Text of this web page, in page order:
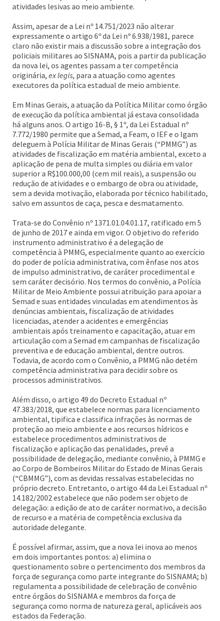
atividades lesivas ao meio ambiente.
Assim, apesar de a Lei nº 14.751/2023 não alterar
expressamente o artigo 6º da Lei nº 6.938/1981, parece
claro não existir mais a discussão sobre a integração dos
policiais militares ao SISNAMA, pois a partir da publicação
da nova lei, os agentes passam a ter competência
originária, ex legis, para a atuação como agentes
executores da política estadual de meio ambiente.
Em Minas Gerais, a atuação da Política Militar como órgão
de execução da política ambiental já estava consolidada
há alguns anos. O artigo 16-B, § 1º, da Lei Estadual nº
7.772/1980 permite que a Semad, a Feam, o IEF e o Igam
deleguem à Polícia Militar de Minas Gerais (“PMMG”) as
atividades de fiscalização em matéria ambiental, exceto a
aplicação de pena de multa simples ou diária em valor
superior a R$100.000,00 (cem mil reais), a suspensão ou
redução de atividades e o embargo de obra ou atividade,
sem a devida motivação, elaborada por técnico habilitado,
salvo em assuntos de caça, pesca e desmatamento.
Trata-se do Convênio nº 1371.01.04.01.17, ratificado em 5
de junho de 2017 e ainda em vigor. O objetivo do referido
instrumento administrativo é a delegação de
competência à PMMG, especialmente quanto ao exercício
do poder de polícia administrativa, com ênfase nos atos
de impulso administrativo, de caráter procedimental e
sem caráter decisório. Nos termos do convênio, a Polícia
Militar de Meio Ambiente possui atribuição para apoiar a
Semad e suas entidades vinculadas em atendimentos às
denúncias ambientais, fiscalização de atividades
licenciadas, atender a acidentes e emergências
ambientais após treinamento e capacitação, atuar em
articulação com a Semad em campanhas de fiscalização
preventiva e de educação ambiental, dentre outros.
Todavia, de acordo com o Convênio, a PMMG não detém
competência administrativa para decidir sobre os
processos administrativos.
Além disso, o artigo 49 do Decreto Estadual nº
47.383/2018, que estabelece normas para licenciamento
ambiental, tipifica e classifica infrações às normas de
proteção ao meio ambiente e aos recursos hídricos e
estabelece procedimentos administrativos de
fiscalização e aplicação das penalidades, prevê a
possibilidade de delegação, mediante convênio, à PMMG e
ao Corpo de Bombeiros Militar do Estado de Minas Gerais
(“CBMMG”), com as devidas ressalvas estabelecidas no
próprio decreto. Entretanto, o artigo 44 da Lei Estadual nº
14.182/2002 estabelece que não podem ser objeto de
delegação: a edição de ato de caráter normativo, a decisão
de recurso e a matéria de competência exclusiva da
autoridade delegante.
É possível afirmar, assim, que a nova lei inova ao menos
em dois importantes pontos: a) elimina o
questionamento sobre o pertencimento dos membros da
força de segurança como parte integrante do SISNAMA; b)
regulamenta a possibilidade de celebração de convênio
entre órgãos do SISNAMA e membros da força de
segurança como norma de natureza geral, aplicáveis aos
estados da Federação.